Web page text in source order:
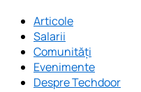
Articole
Salarii
Comunități
Evenimente
Despre Techdoor